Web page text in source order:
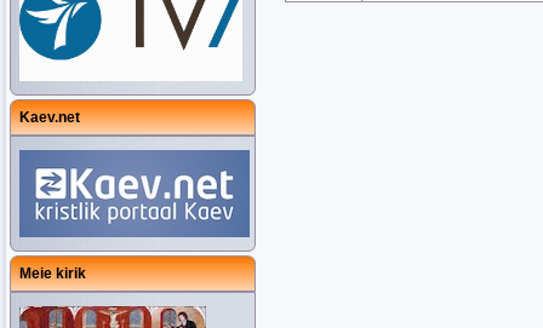
Kaev.net
Meie kirik